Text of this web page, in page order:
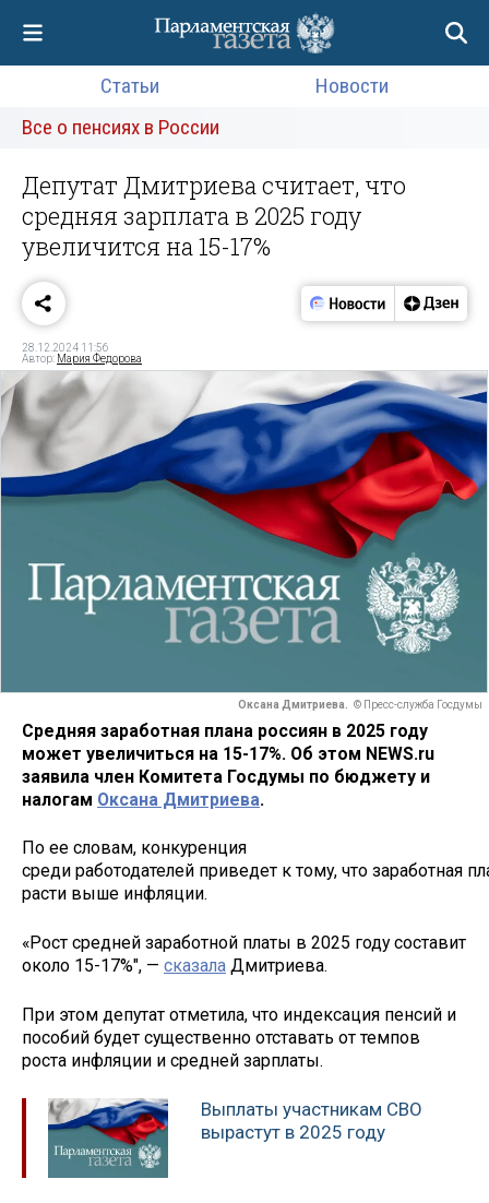
Статьи
Новости
Все о пенсиях в России
Депутат Дмитриева считает, что
средняя зарплата в 2025 году
увеличится на 15-17%
28.12.2024 11:56
Автор: Мария Федорова
Оксана Дмитриева. © Пресс-служба Госдумы
Средняя заработная плана россиян в 2025 году
может увеличиться на 15-17%. Об этом NEWS.ru
заявила член Комитета Госдумы по бюджету и
налогам Оксана Дмитриева.
По ее словам, конкуренция
среди работодателей приведет к тому, что заработная
расти выше инфляции.
«Рост средней заработной платы в 2025 году составит
около 15-17%", — сказала Дмитриева.
При этом депутат отметила, что индексация пенсий и
пособий будет существенно отставать от темпов
роста инфляции и средней зарплаты.
Выплаты участникам СВО
вырастут в 2025 году